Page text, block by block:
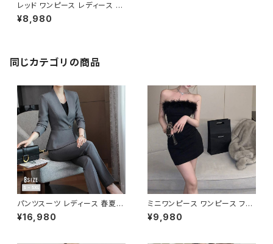
レッド ワンピース レディース タ
イトワンピース フラワープリント
ドレス 長袖 Vネック ミディ丈 エ
0代 40代 韓国風 春 秋 冬 大人
フェミニン トレンド 人気 着痩せ
49
¥8,980
同じカテゴリの商品
パンツスーツ レディース 春夏
秋冬 春 夏 秋 冬 黒 紺 スーツ
上下セット 2点セット ジャケット
¥16,980
ミニワンピース ワンピース フェ
ザーデザイン タイトワンピース
チューブトップ レディース 春夏
¥9,980